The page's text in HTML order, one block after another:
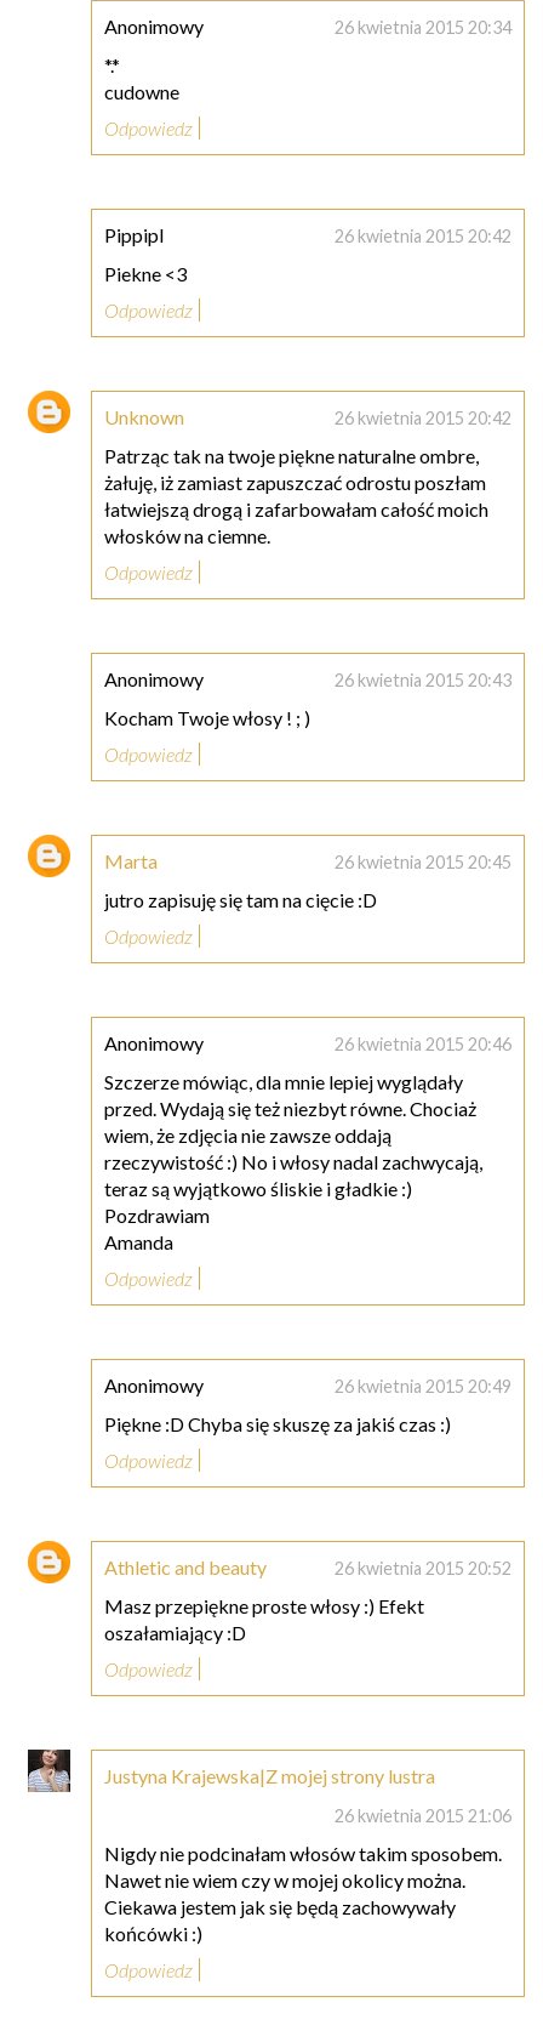
Anonimowy 26 kwietnia 2015 20:34
*.*
cudowne
Odpowiedz
Pippipl 26 kwietnia 2015 20:42
Piekne <3
Odpowiedz
Unknown 26 kwietnia 2015 20:42
Patrząc tak na twoje piękne naturalne ombre,
żałuję, iż zamiast zapuszczać odrostu poszłam
łatwiejszą drogą i zafarbowałam całość moich
włosków na ciemne.
Odpowiedz
Anonimowy 26 kwietnia 2015 20:43
Kocham Twoje włosy ! ; )
Odpowiedz
Marta 26 kwietnia 2015 20:45
jutro zapisuję się tam na cięcie :D
Odpowiedz
Anonimowy 26 kwietnia 2015 20:46
Szczerze mówiąc, dla mnie lepiej wyglądały
przed. Wydają się też niezbyt równe. Chociaż
wiem, że zdjęcia nie zawsze oddają
rzeczywistość :) No i włosy nadal zachwycają,
teraz są wyjątkowo śliskie i gładkie :)
Pozdrawiam
Amanda
Odpowiedz
Anonimowy 26 kwietnia 2015 20:49
Piękne :D Chyba się skuszę za jakiś czas :)
Odpowiedz
Athletic and beauty 26 kwietnia 2015 20:52
Masz przepiękne proste włosy :) Efekt
oszałamiający :D
Odpowiedz
Justyna Krajewska|Z mojej strony lustra
26 kwietnia 2015 21:06
Nigdy nie podcinałam włosów takim sposobem.
Nawet nie wiem czy w mojej okolicy można.
Ciekawa jestem jak się będą zachowywały
końcówki :)
Odpowiedz